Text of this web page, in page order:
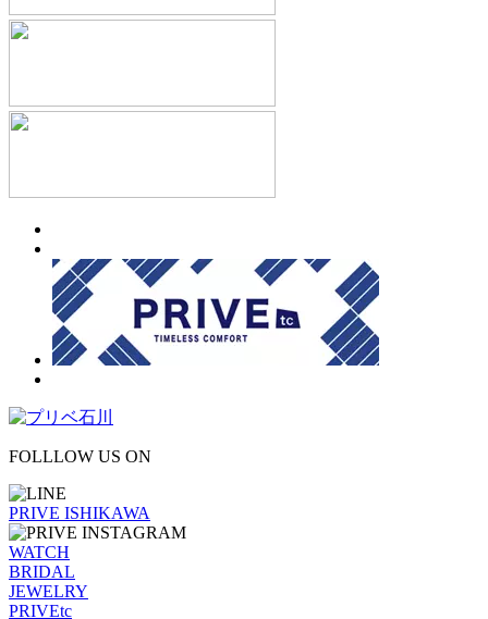
FOLLLOW US ON
PRIVE ISHIKAWA
WATCH
BRIDAL
JEWELRY
PRIVEtc